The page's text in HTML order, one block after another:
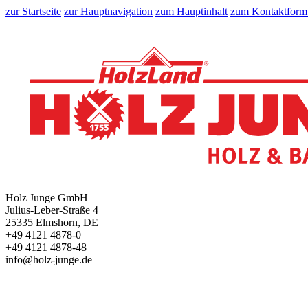
zur Startseite zur Hauptnavigation zum Hauptinhalt zum
Holz Junge GmbH
Julius-Leber-Straße 4
25335 Elmshorn, DE
+49 4121 4878-0
+49 4121 4878-48
info@holz-junge.de